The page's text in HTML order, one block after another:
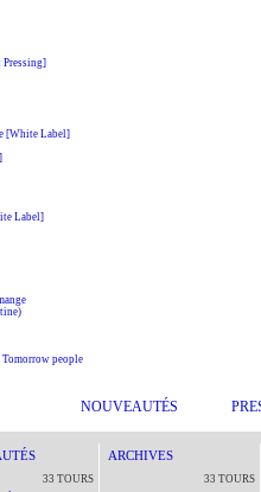
Pressing]
[White Label]
Label]
people
NOUVEAUTÉS
33 TOURS
ARCHIVES
33 TOURS